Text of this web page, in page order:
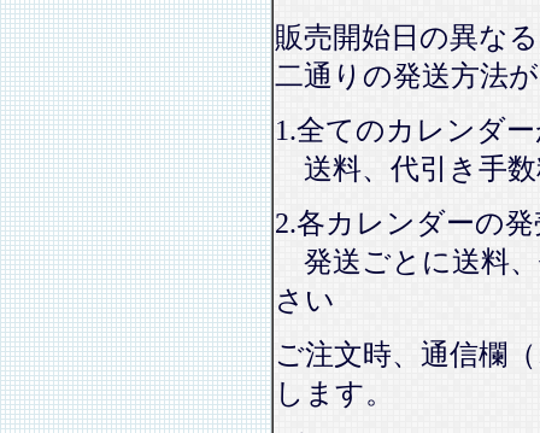
販売開始日の異な
二通りの発送方法
1.全てのカレンダ
送料、代引き手
2.各カレンダーの
発送ごとに送料
さい
ご注文時、通信欄
します。